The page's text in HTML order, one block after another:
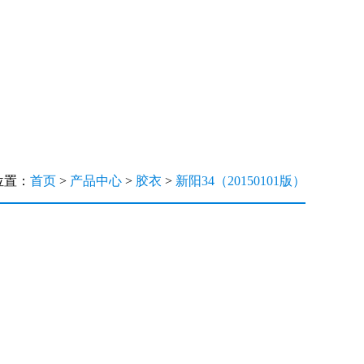
： 首页 > 产品中心 > 胶衣 > 新阳34（20150101版）